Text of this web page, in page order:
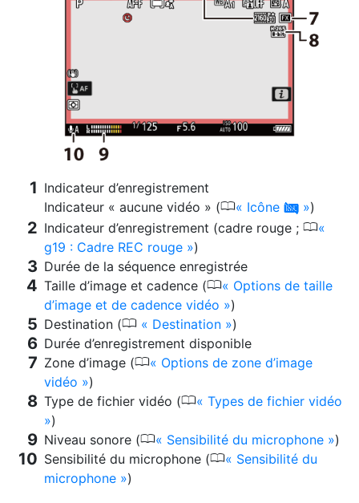
Indicateur d’enregistrement
Indicateur « aucune vidéo » (0 Icône 0
)
Indicateur d’enregistrement (cadre rouge ; 0
g19 : Cadre REC rouge
)
Durée de la séquence enregistrée
Taille d’image et cadence (0
Options de taille
d’image et de cadence vidéo
)
Destination (0 Destination
)
Durée d’enregistrement disponible
Zone d’image (0
Options de zone d’image
vidéo
)
Type de fichier vidéo (0
Types de fichier vidéo
)
Niveau sonore (0 Sensibilité du microphone
)
Sensibilité du microphone (0
Sensibilité du
microphone
)